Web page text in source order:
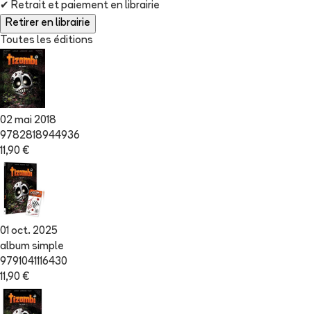
✔ Retrait et paiement en librairie
Retirer en librairie
Toutes les éditions
02 mai 2018
9782818944936
11,90 €
01 oct. 2025
album simple
9791041116430
11,90 €